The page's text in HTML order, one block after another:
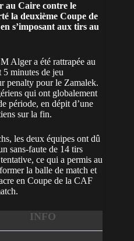
au Caire contre le
la deuxième Coupe de
s’imposant aux tirs au
Alger a été rattrapée au
5 minutes de jeu
penalty pour le Zamalek.
qui ont globalement
période, en dépit d’une
sur la fin.
les deux équipes ont dû
sans-faute de 14 tirs
ce qui a permis au
la balle de match et
en Coupe de la CAF
INFO